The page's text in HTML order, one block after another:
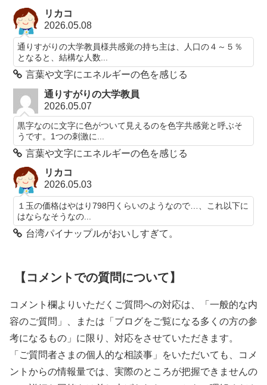
リカコ
2026.05.08
通りすがりの大学教員様共感覚の持ち主は、人口の４～５％
となると、結構な人数...
言葉や文字にエネルギーの色を感じる
通りすがりの大学教員
2026.05.07
黒字なのに文字に色がついて見えるのを色字共感覚と呼ぶそ
うです。1つの刺激に...
言葉や文字にエネルギーの色を感じる
リカコ
2026.05.03
１玉の価格はやはり798円くらいのようなので…、これ以下に
はならなそうなの...
台湾パイナップルがおいしすぎて。
【コメントでの質問について】
コメント欄よりいただくご質問への対応は、「一般的な内
容のご質問」、または「ブログをご覧になる多くの方の参
考になるもの」に限り、対応をさせていただきます。
「ご質問者さまの個人的な相談事」をいただいても、コメ
ントからの情報量では、実際のところが把握できませんの